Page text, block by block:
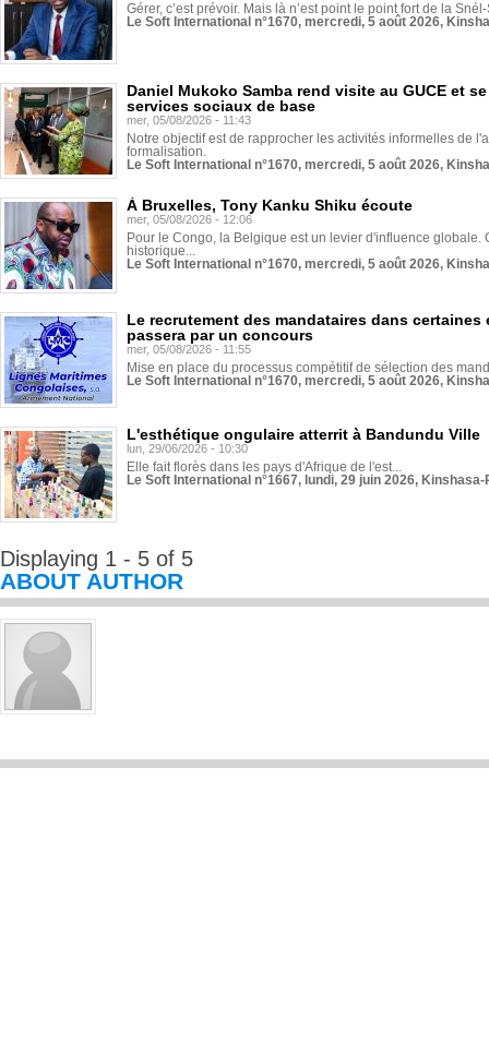
Gérer, c’est prévoir. Mais là n’est point le point fort de la
Le Soft International n°1670, mercredi, 5 août 2026,
Daniel Mukoko Samba rend visite au GUCE et
services sociaux de base
mer, 05/08/2026 - 11:43
Notre objectif est de rapprocher les activités informelles de
formalisation.
Le Soft International n°1670, mercredi, 5 août 2026,
À Bruxelles, Tony Kanku Shiku écoute
mer, 05/08/2026 - 12:06
Pour le Congo, la Belgique est un levier d'influence globale.
historique...
Le Soft International n°1670, mercredi, 5 août 2026,
Le recrutement des mandataires dans
passera par un concours
mer, 05/08/2026 - 11:55
Mise en place du processus compétitif de sélection des
Le Soft International n°1670, mercredi, 5 août 2026,
L'esthétique ongulaire atterrit à Bandundu Ville
lun, 29/06/2026 - 10:30
Elle fait florès dans les pays d'Afrique de l'est...
Le Soft International n°1667, lundi, 29 juin 2026,
Displaying 1 - 5 of 5
ABOUT AUTHOR